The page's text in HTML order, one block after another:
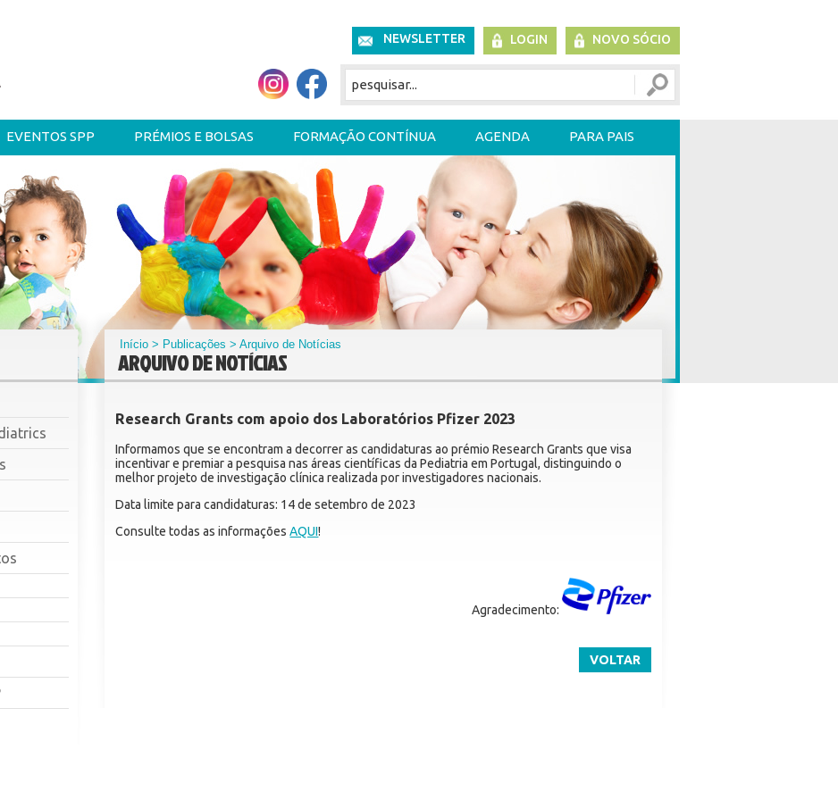
NEWSLETTER LOGIN NOVO SÓCIO
EVENTOS SPP PRÉMIOS E BOLSAS FORMAÇÃO CONTÍNUA AGENDA PARA PAIS
Início > Publicações > Arquivo de Notícias
ARQUIVO DE NOTÍCIAS
Research Grants com apoio dos Laboratórios Pfizer 2023
Informamos que se encontram a decorrer as candidaturas ao prémio Research Grants que visa
incentivar e premiar a pesquisa nas áreas científicas da Pediatria em Portugal, distinguindo o
melhor projeto de investigação clínica realizada por investigadores nacionais.
Data limite para candidaturas: 14 de setembro de 2023
Consulte todas as informaçõesAQUI!
Agradecimento:
VOLTAR